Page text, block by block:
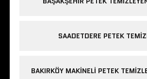
SAADETDERE PETEK
BAKIRKÖY MAKINELI PETEK